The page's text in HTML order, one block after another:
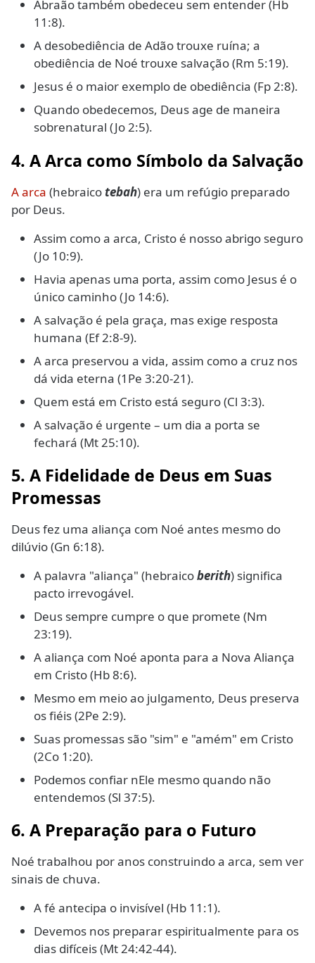
Abraão também obedeceu sem entender (Hb
11:8).
A desobediência de Adão trouxe ruína; a
obediência de Noé trouxe salvação (Rm 5:19).
Jesus é o maior exemplo de obediência (Fp 2:8).
Quando obedecemos, Deus age de maneira
sobrenatural (Jo 2:5).
4. A Arca como Símbolo da Salvação
A arca (hebraico tebah) era um refúgio preparado
por Deus.
Assim como a arca, Cristo é nosso abrigo seguro
(Jo 10:9).
Havia apenas uma porta, assim como Jesus é o
único caminho (Jo 14:6).
A salvação é pela graça, mas exige resposta
humana (Ef 2:8-9).
A arca preservou a vida, assim como a cruz nos
dá vida eterna (1Pe 3:20-21).
Quem está em Cristo está seguro (Cl 3:3).
A salvação é urgente – um dia a porta se
fechará (Mt 25:10).
5. A Fidelidade de Deus em Suas
Promessas
Deus fez uma aliança com Noé antes mesmo do
dilúvio (Gn 6:18).
A palavra "aliança" (hebraicoberith) significa
pacto irrevogável.
Deus sempre cumpre o que promete (Nm
23:19).
A aliança com Noé aponta para a Nova Aliança
em Cristo (Hb 8:6).
Mesmo em meio ao julgamento, Deus preserva
os fiéis (2Pe 2:9).
Suas promessas são "sim" e "amém" em Cristo
(2Co 1:20).
Podemos confiar nEle mesmo quando não
entendemos (Sl 37:5).
6. A Preparação para o Futuro
Noé trabalhou por anos construindo a arca, sem ver
sinais de chuva.
A fé antecipa o invisível (Hb 11:1).
Devemos nos preparar espiritualmente para os
dias difíceis (Mt 24:42-44).